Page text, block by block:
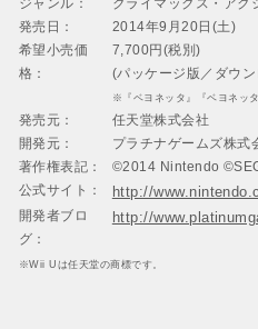
発売日：
2014年9月20日(土)
希望小売価
格：
7,700円(税別)
(パッケージ版／ダウ
※『ベヨネッタ』『ベヨネッ
発売元：
任天堂株式会社
開発元：
プラチナゲームズ株式
著作権表記：
©2014 Nintendo
公式サイト：
http://
開発者ブロ
グ：
http://
※Wii Uは任天堂の商標です。